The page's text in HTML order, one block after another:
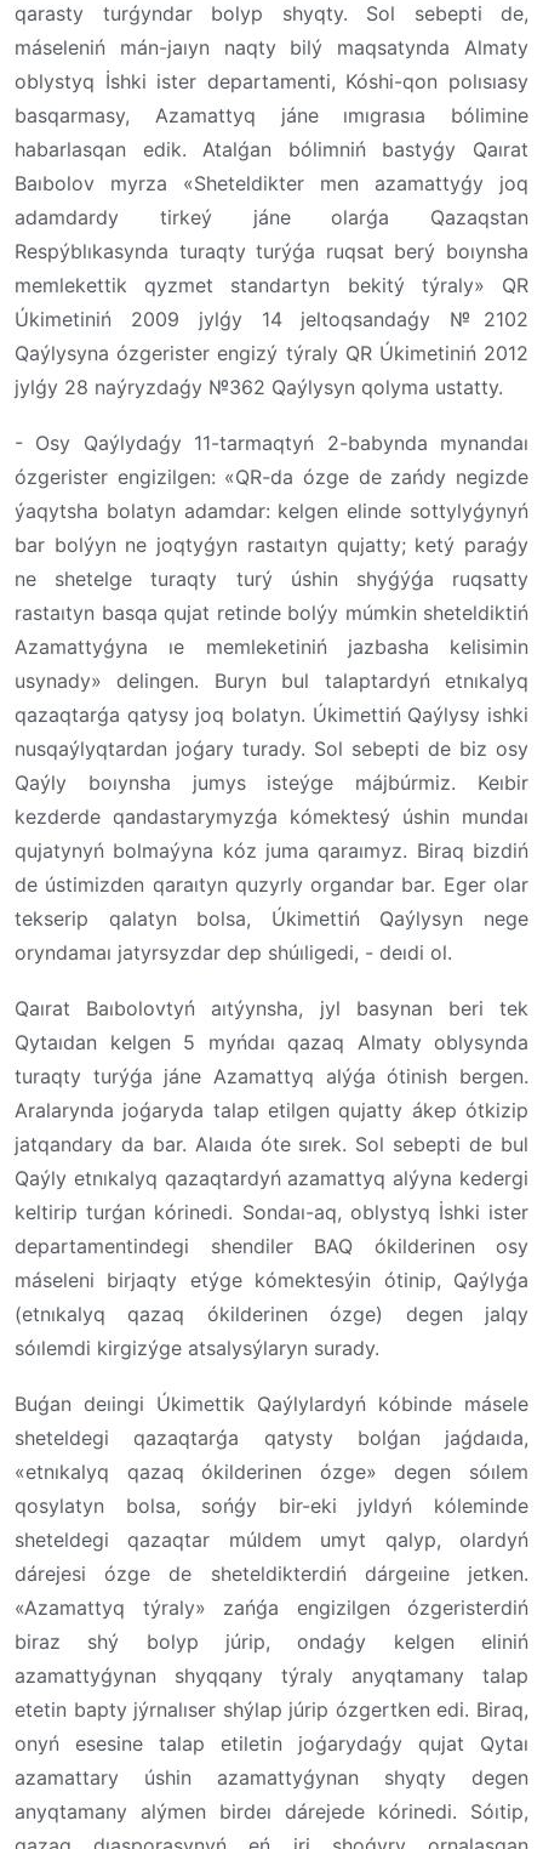
qarasty turǵyndar bolyp shyqty. Sol sebepti de,
máseleniń mán-jaıyn naqty bilý maqsatynda Almaty
oblystyq İshki ister departamenti, Kóshi-qon polısıasy
basqarmasy, Azamattyq jáne ımıgrasıa bólimine
habarlasqan edik. Atalǵan bólimniń bastyǵy Qaırat
Baıbolov myrza «Sheteldikter men azamattyǵy joq
adamdardy tirkeý jáne olarǵa Qazaqstan
Respýblıkasynda turaqty turýǵa ruqsat berý boıynsha
memlekettik qyzmet standartyn bekitý týraly» QR
Úkimetiniń 2009 jylǵy 14 jeltoqsandaǵy №2102
Qaýlysyna ózgerister engizý týraly QR Úkimetiniń 2012
jylǵy 28 naýryzdaǵy №362 Qaýlysyn qolyma ustatty.
- Osy Qaýlydaǵy 11-tarmaqtyń 2-babynda mynandaı
ózgerister engizilgen: «QR-da ózge de zańdy negizde
ýaqytsha bolatyn adamdar: kelgen elinde sottylyǵynyń
bar bolýyn ne joqtyǵyn rastaıtyn qujatty; ketý paraǵy
ne shetelge turaqty turý úshin shyǵýǵa ruqsatty
rastaıtyn basqa qujat retinde bolýy múmkin sheteldiktiń
Azamattyǵyna ıe memleketiniń jazbasha kelisimin
usynady» delingen. Buryn bul talaptardyń etnıkalyq
qazaqtarǵa qatysy joq bolatyn. Úkimettiń Qaýlysy ishki
nusqaýlyqtardan joǵary turady. Sol sebepti de biz osy
Qaýly boıynsha jumys isteýge májbúrmiz. Keıbir
kezderde qandastarymyzǵa kómektesý úshin mundaı
qujatynyń bolmaýyna kóz juma qaraımyz. Biraq bizdiń
de ústimizden qaraıtyn quzyrly organdar bar. Eger olar
tekserip qalatyn bolsa, Úkimettiń Qaýlysyn nege
oryndamaı jatyrsyzdar dep shúıligedi, - deıdi ol.
Qaırat Baıbolovtyń aıtýynsha, jyl basynan beri tek
Qytaıdan kelgen 5 myńdaı qazaq Almaty oblysynda
turaqty turýǵa jáne Azamattyq alýǵa ótinish bergen.
Aralarynda joǵaryda talap etilgen qujatty ákep ótkizip
jatqandary da bar. Alaıda óte sırek. Sol sebepti de bul
Qaýly etnıkalyq qazaqtardyń azamattyq alýyna kedergi
keltirip turǵan kórinedi. Sondaı-aq, oblystyq İshki ister
departamentindegi shendiler BAQ ókilderinen osy
máseleni birjaqty etýge kómektesýin ótinip, Qaýlyǵa
(etnıkalyq qazaq ókilderinen ózge) degen jalqy
sóılemdi kirgizýge atsalysýlaryn surady.
Buǵan deıingi Úkimettik Qaýlylardyń kóbinde másele
sheteldegi qazaqtarǵa qatysty bolǵan jaǵdaıda,
«etnıkalyq qazaq ókilderinen ózge» degen sóılem
qosylatyn bolsa, sońǵy bir-eki jyldyń kóleminde
sheteldegi qazaqtar múldem umyt qalyp, olardyń
dárejesi ózge de sheteldikterdiń dárgeıine jetken.
«Azamattyq týraly» zańǵa engizilgen ózgeristerdiń
biraz shý bolyp júrip, ondaǵy kelgen eliniń
azamattyǵynan shyqqany týraly anyqtamany talap
etetin bapty jýrnalıser shýlap júrip ózgertken edi. Biraq,
onyń esesine talap etiletin joǵarydaǵy qujat Qytaı
azamattary úshin azamattyǵynan shyqty degen
anyqtamany alýmen birdeı dárejede kórinedi. Sóıtip,